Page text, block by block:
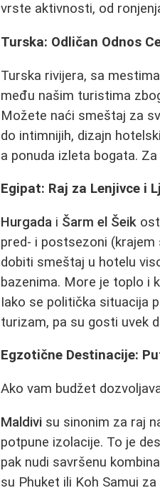
vrste aktivnosti, od
Turska: Odličan Odnos
Turska rivijera, sa
među našim turistima
Možete naći smeštaj za
do intimnijih, dizajn
a ponuda izleta bogata.
Egipat: Raj za Lenjivce i
Hurgada i Šarm el Šeik
pred- i postsezoni
dobiti smeštaj u hotelu
bazenima. More je toplo i
Iako se politička situacija
turizam, pa su gosti uvek
Egzotične Destinacije:
Ako vam budžet
Maldivi su sinonim za raj
potpune izolacije. To je
pak nudi savršenu
su Phuket ili Koh Samui